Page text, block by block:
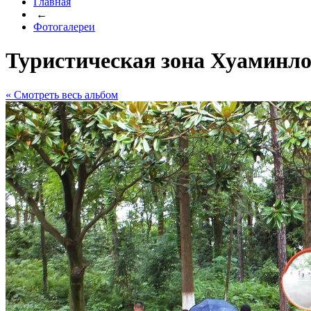
←
Фотогалереи
Туристическая зона
« Cмотреть весь альбом